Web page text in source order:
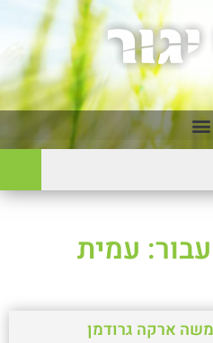
עמית
משה ארקה גרודמן